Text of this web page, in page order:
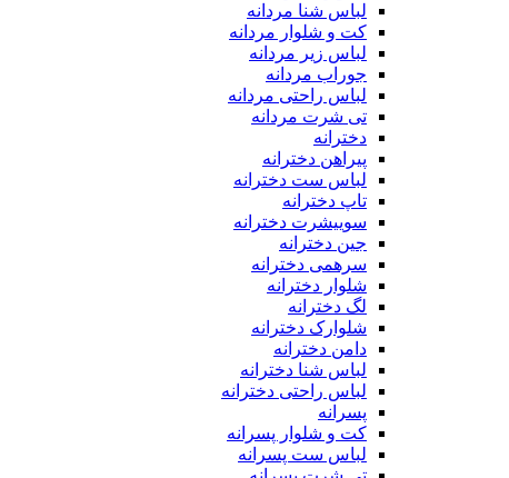
لباس شنا مردانه
کت و شلوار مردانه
لباس زیر مردانه
جوراب مردانه
لباس راحتی مردانه
تی شرت مردانه
دخترانه
پیراهن دخترانه
لباس ست دخترانه
تاپ دخترانه
سوییشرت دخترانه
جین دخترانه
سرهمی دخترانه
شلوار دخترانه
لگ دخترانه
شلوارک دخترانه
دامن دخترانه
لباس شنا دخترانه
لباس راحتی دخترانه
پسرانه
کت و شلوار پسرانه
لباس ست پسرانه